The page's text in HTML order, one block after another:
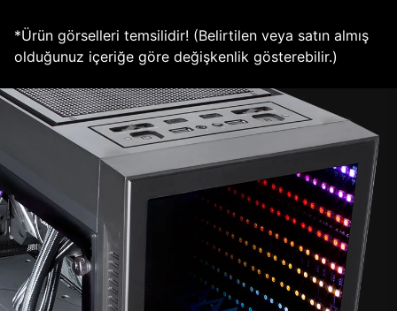
*Ürün görselleri temsilidir! (Belirtilen veya satın almış
olduğunuz içeriğe göre değişkenlik gösterebilir.)